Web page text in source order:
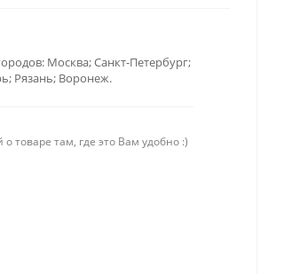
Москва; Санкт-Петербург;
Рязань; Воронеж.
товаре там, где это Вам удобно :)